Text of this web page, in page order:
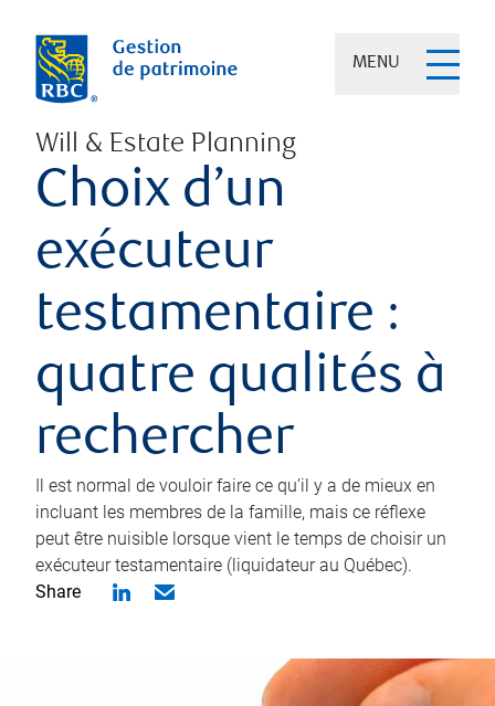
MENU
Will & Estate Planning
Choix d’un
exécuteur
testamentaire :
quatre qualités à
rechercher
Il est normal de vouloir faire ce qu’il y a de mieux en
incluant les membres de la famille, mais ce réflexe
peut être nuisible lorsque vient le temps de choisir un
exécuteur testamentaire (liquidateur au Québec).
Share